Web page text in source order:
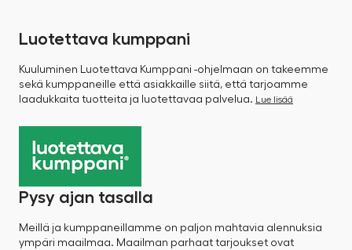
Luotettava kumppani
Kuuluminen Luotettava Kumppani -ohjelmaan on takeemme
sekä kumppaneille että asiakkaille siitä, että tarjoamme
laadukkaita tuotteita ja luotettavaa palvelua. Lue lisää
Pysy ajan tasalla
Meillä ja kumppaneillamme on paljon mahtavia alennuksia
ympäri maailmaa. Maailman parhaat tarjoukset ovat